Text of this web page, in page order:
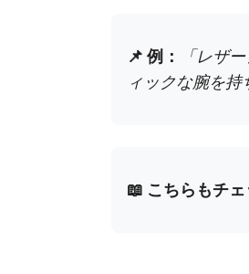
📌 例：
「レザ
ィックな腕を持
📖 こちらもチェ